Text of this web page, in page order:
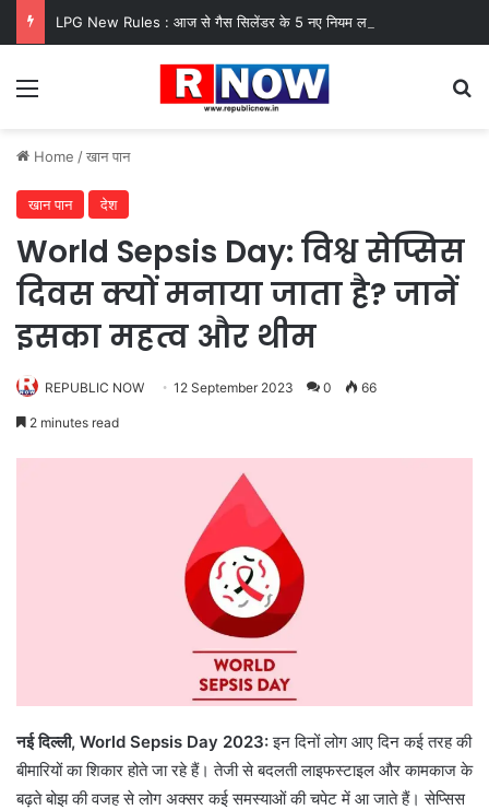
Menu
Home /खान पान
खान पान देश
World Sepsis Day: विश्व सेप्सिस
दिवस क्यों मनाया जाता है? जानें
इसका महत्व और थीम
REPUBLIC NOW 12 September 2023 0 66
2 minutes read
नई दिल्ली, World Sepsis Day 2023:इन दिनों लोग आए दिन कई तरह की
बीमारियों का शिकार होते जा रहे हैं। तेजी से बदलती लाइफस्टाइल और कामकाज के
बढ़ते बोझ की वजह से लोग अक्सर कई समस्याओं की चपेट में आ जाते हैं। सेप्सिस